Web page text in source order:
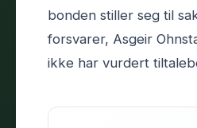
bonden stiller seg til
forsvarer, Asgeir
ikke har vurdert